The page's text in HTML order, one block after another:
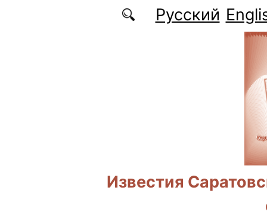
Перейти к основному содержаниюРусский
Известия